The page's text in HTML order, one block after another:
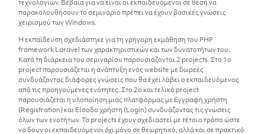
τεχνολογιών. Βέβαια για να είναι οι εκπαιδευόμενοι σε θέση να
παρακολουθήσουν το σεμινάριο πρέπει να έχουν βασικές γνώσεις
χειρισμού των Windows.
Η εκπαίδευση σχεδιάστηκε για τη γρήγορη εκμάθηση του PHP
framework Laravel των χαρακτηριστικών και των δυνατοτήτων του.
Κατά τη διάρκεια του σεμιναρίου παρουσιάζονται 2 projects. Στο 1ο
project παρουσιάζεται η ανάπτυξη ενός website με δωρεές
συνδυάζοντας διάφορες γνώσεις που θα έχει λάβει ο εκπαιδευόμενος
από τις προηγούμενες ενότητες. Στο 2ο και τελικό project
παρουσιάζεται η υλοποίηση μιας πλατφόρμας με Εγγραφή χρήστη
(Registration) και Είσοδο χρήστη (Login) συνδυάζοντας τις γνώσεις
όλων των ενοτήτων. Τα projects έχουν σχεδιαστεί με τέτοιο τρόπο ώστε
να δουν οι εκπαιδευόμενοι όχι μόνο σε θεωρητικό, αλλά και σε πρακτικό